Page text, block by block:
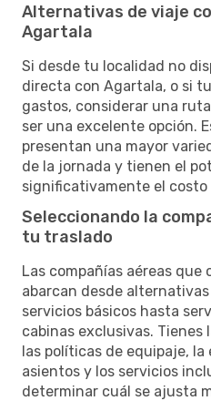
Alternativas de viaje
Agartala
Si desde tu localidad no
directa con Agartala, o si
gastos, considerar una
ser una excelente opción.
presentan una mayor
de la jornada y tienen el
significativamente el costo
Seleccionando la
tu traslado
Las compañías aéreas que
abarcan desde
servicios básicos hasta
cabinas exclusivas.
las políticas de equipaje, la
asientos y los servicios
determinar cuál se ajusta